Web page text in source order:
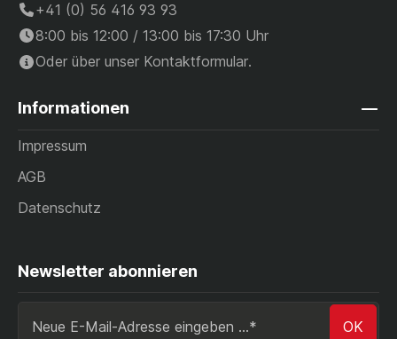
+41 (0) 56 416 93 93
8:00 bis 12:00 / 13:00 bis 17:30 Uhr
Oder über unser Kontaktformular.
Informationen
Impressum
AGB
Datenschutz
Newsletter abonnieren
OK